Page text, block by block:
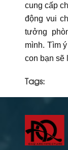
cung cấp
động vui
tưởng
mình. Tìm
con bạn sẽ
Tags: